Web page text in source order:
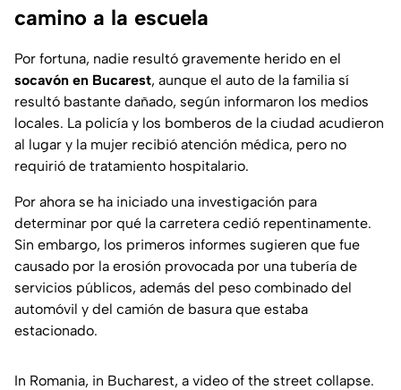
camino a la escuela
Por fortuna, nadie resultó gravemente herido en el
socavón en Bucarest, aunque el auto de la familia sí
resultó bastante dañado, según informaron los medios
locales. La policía y los bomberos de la ciudad acudieron
al lugar y la mujer recibió atención médica, pero no
requirió de tratamiento hospitalario.
Por ahora se ha iniciado una investigación para
determinar por qué la carretera cedió repentinamente.
Sin embargo, los primeros informes sugieren que fue
causado por la erosión provocada por una tubería de
servicios públicos, además del peso combinado del
automóvil y del camión de basura que estaba
estacionado.
In Romania, in Bucharest, a video of the street collapse.